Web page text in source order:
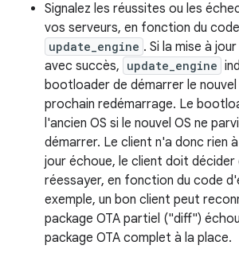
Signalez les réussites ou les
vos serveurs, en fonction du
update_engine . Si la mise à
avec succès, update_engine
bootloader de démarrer le nouvel
prochain redémarrage. Le
l'ancien OS si le nouvel OS ne
démarrer. Le client n'a donc rien
jour échoue, le client doit décider
réessayer, en fonction du code
exemple, un bon client peut
package OTA partiel ("diff")
package OTA complet à la place.